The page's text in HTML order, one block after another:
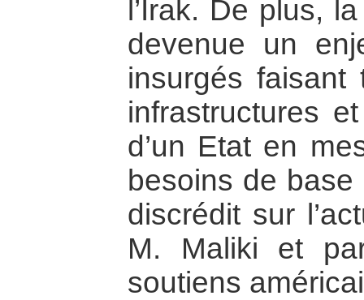
l’Irak. De plus,
devenue un
insurgés
infrastructures
d’un Etat en
besoins de
discrédit sur
M. Maliki et
soutiens